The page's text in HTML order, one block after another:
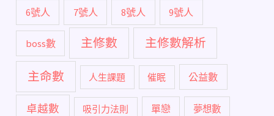
6號人 7號人 8號人 9號人
boss數 主修數 主修數解析
主命數 人生課題 催眠 公益數
卓越數 吸引力法則 單戀 夢想數